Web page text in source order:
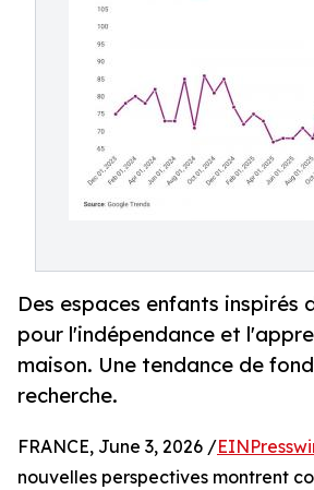
Des espaces enfants inspirés
pour l'indépendance et
maison. Une tendance de
recherche.
FRANCE, June 3, 2026 /
nouvelles perspectives montrent